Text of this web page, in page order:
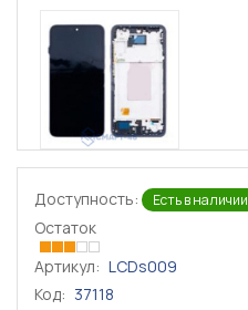
Доступность: Есть в наличии
Остаток
Артикул: LCDs009
Код: 37118